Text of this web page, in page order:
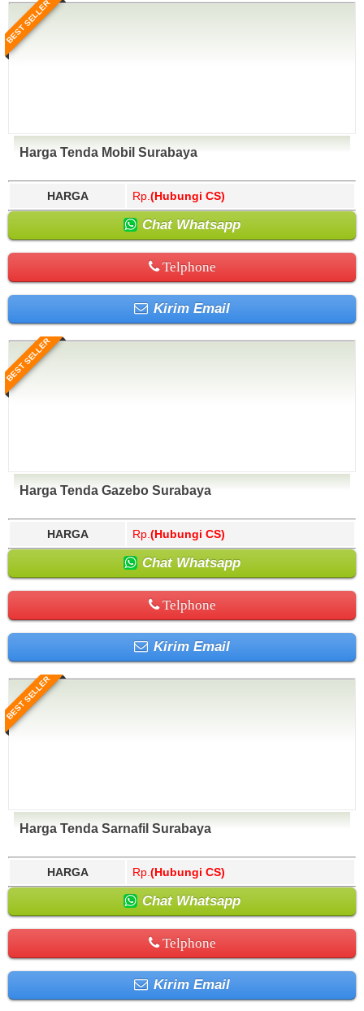
BEST SELLER
Harga Tenda Mobil Surabaya
HARGA Rp. (Hubungi CS)
Chat Whatsapp
Telphone
Kirim Email
BEST SELLER
Harga Tenda Gazebo Surabaya
HARGA Rp. (Hubungi CS)
Chat Whatsapp
Telphone
Kirim Email
BEST SELLER
Harga Tenda Sarnafil Surabaya
HARGA Rp. (Hubungi CS)
Chat Whatsapp
Telphone
Kirim Email